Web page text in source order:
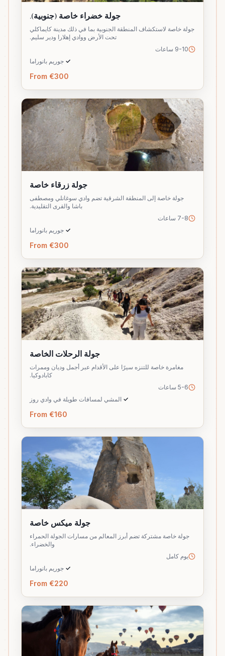
جولة خضراء خاصة (جنوبية).
جولة خاصة لاستكشاف المنطقة الجنوبية بما في ذلك مدينة كايماكلي
تحت الأرض ووادي إهلارا ودير سليم.
9-10 ساعات
✓ جوريم بانوراما
From €300
جولة زرقاء خاصة
جولة خاصة إلى المنطقة الشرقية تضم وادي سوغانلي ومصطفى
باشا والقرى التقليدية.
7-8 ساعات
✓ جوريم بانوراما
From €300
جولة الرحلات الخاصة
مغامرة خاصة للتنزه سيرًا على الأقدام عبر أجمل وديان وممرات
كابادوكيا.
5-6 ساعات
✓ المشي لمسافات طويلة في وادي روز
From €160
جولة ميكس خاصة
جولة خاصة مشتركة تضم أبرز المعالم من مسارات الجولة الحمراء
والخضراء.
يوم كامل
✓ جوريم بانوراما
From €220